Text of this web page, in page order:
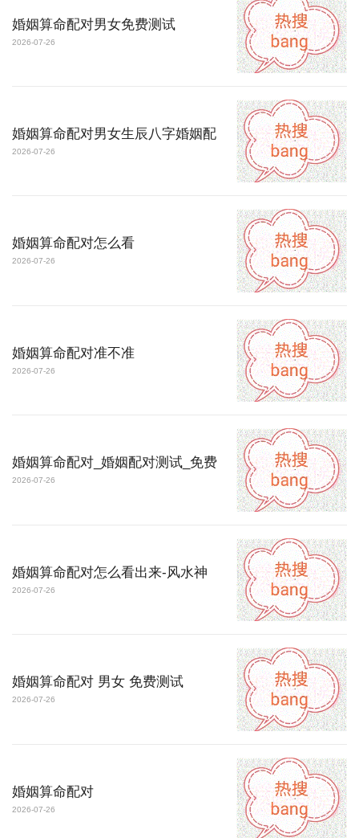
婚姻算命配对男女免费测试
2026-07-26
婚姻算命配对男女生辰八字婚姻配
2026-07-26
婚姻算命配对怎么看
2026-07-26
婚姻算命配对准不准
2026-07-26
婚姻算命配对_婚姻配对测试_免费
2026-07-26
婚姻算命配对怎么看出来-风水神
2026-07-26
婚姻算命配对 男女 免费测试
2026-07-26
婚姻算命配对
2026-07-26